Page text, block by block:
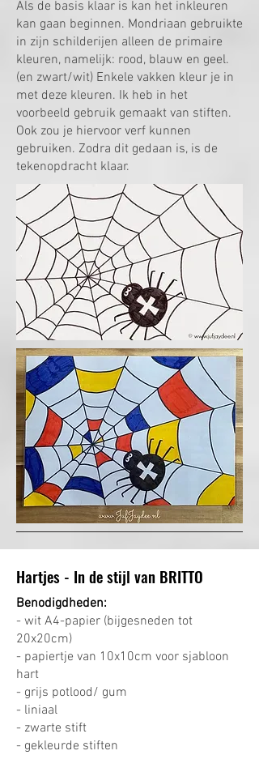
Als de basis klaar is kan het inkleuren
kan gaan beginnen. Mondriaan gebruikte
in zijn schilderijen alleen de primaire
kleuren, namelijk: rood, blauw en geel.
(en zwart/wit) Enkele vakken kleur je in
met deze kleuren. Ik heb in het
voorbeeld gebruik gemaakt van stiften.
Ook zou je hiervoor verf kunnen
gebruiken. Zodra dit gedaan is, is de
tekenopdracht klaar.
Hartjes - In de stijl van BRITTO
Benodigdheden:
- wit A4-papier (bijgesneden tot
20x20cm)
- papiertje van 10x10cm voor sjabloon
hart
- grijs potlood/ gum
- liniaal
- zwarte stift
- gekleurde stiften